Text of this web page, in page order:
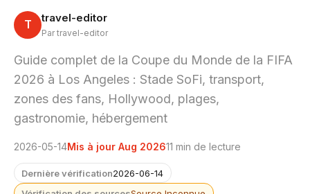
T travel-editor
Par travel-editor
Guide complet de la Coupe du Monde de la FIFA
2026 à Los Angeles : Stade SoFi, transport,
zones des fans, Hollywood, plages,
gastronomie, hébergement
2026-05-14Mis à jour Aug 202611 min de lecture
Dernière vérification2026-06-14